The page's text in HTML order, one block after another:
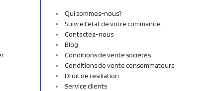
Qui sommes-nous?
Suivre l'état de votre commande
Contactez-nous
Blog
Conditions de vente sociétés
Conditions de vente consommateurs
Droit de résiliation
Service clients